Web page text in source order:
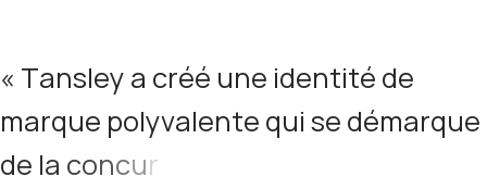
« Tansley a créé une identité de
marque polyvalente qui se démarque
de la concur